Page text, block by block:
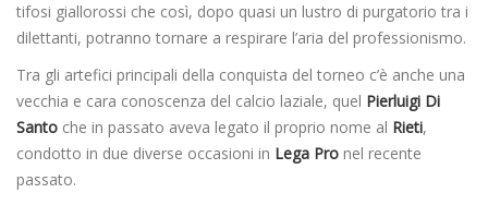
tifosi giallorossi che così, dopo quasi un lustro di purgatorio tra i
dilettanti, potranno tornare a respirare l’aria del professionismo.
Tra gli artefici principali della conquista del torneo c’è anche una
vecchia e cara conoscenza del calcio laziale, quel Pierluigi Di
Santo che in passato aveva legato il proprio nome al Rieti,
condotto in due diverse occasioni in Lega Pro nel recente
passato.